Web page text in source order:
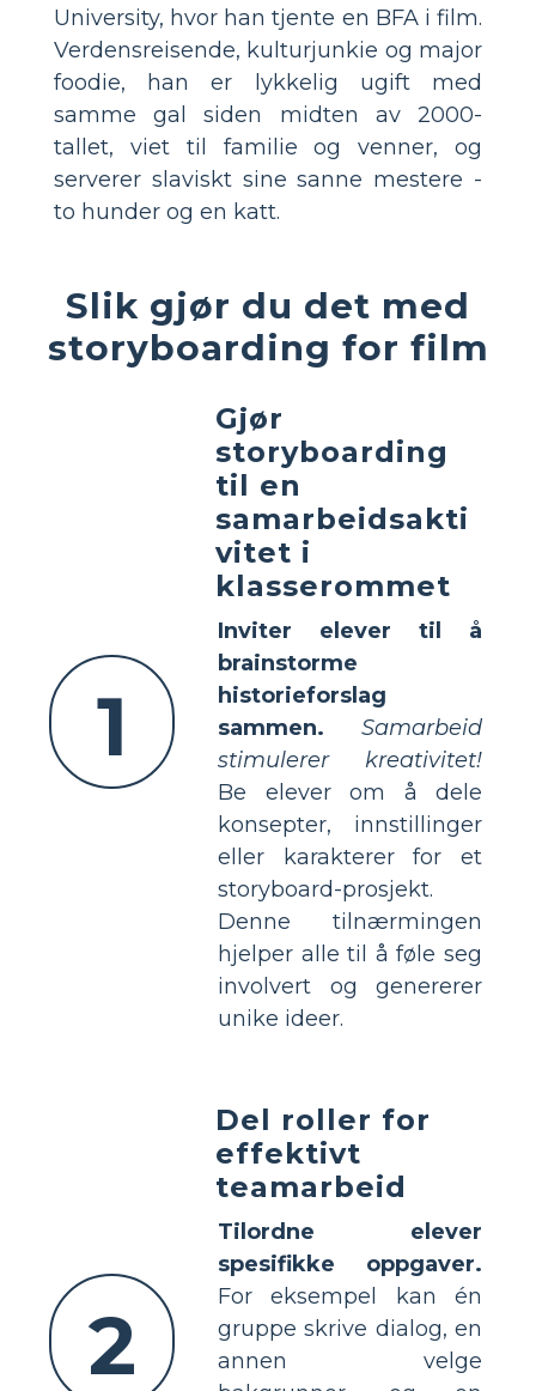
University, hvor han tjente en BFA i film.
Verdensreisende, kulturjunkie og major
foodie, han er lykkelig ugift med
samme gal siden midten av 2000-
tallet, viet til familie og venner, og
serverer slaviskt sine sanne mestere -
to hunder og en katt.
Slik gjør du det med
storyboarding for film
1
Gjør
storyboarding
til en
samarbeidsakti
vitet i
klasserommet
Inviter elever til å
brainstorme
historieforslag
sammen.
Samarbeid
stimulerer kreativitet!
Be elever om å dele
konsepter, innstillinger
eller karakterer for et
storyboard-prosjekt.
Denne tilnærmingen
hjelper alle til å føle seg
involvert og genererer
unike ideer.
2
Del roller for
effektivt
teamarbeid
Tilordne elever
spesifikke oppgaver.
For eksempel kan én
gruppe skrive dialog, en
annen velge